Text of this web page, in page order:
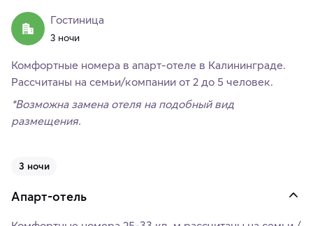
Гостиница
3 ночи
Комфортные номера в апарт-отеле в Калининграде.
Рассчитаны на семьи/компании от 2 до 5 человек.
*Возможна замена отеля на подобный вид
размещения.
3 ночи
Апарт-отель